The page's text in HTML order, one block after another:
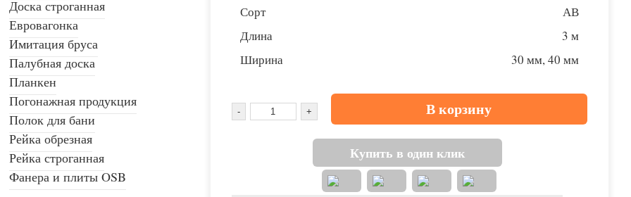
Доска строганная
Евровагонка
Имитация бруса
Палубная доска
Планкен
Погонажная продукция
Полок для бани
Рейка обрезная
Рейка строганная
Фанера и плиты OSB
Сорт
АВ
Длина
3 м
Ширина
30 мм, 40 мм
В корзину
Купить в один клик